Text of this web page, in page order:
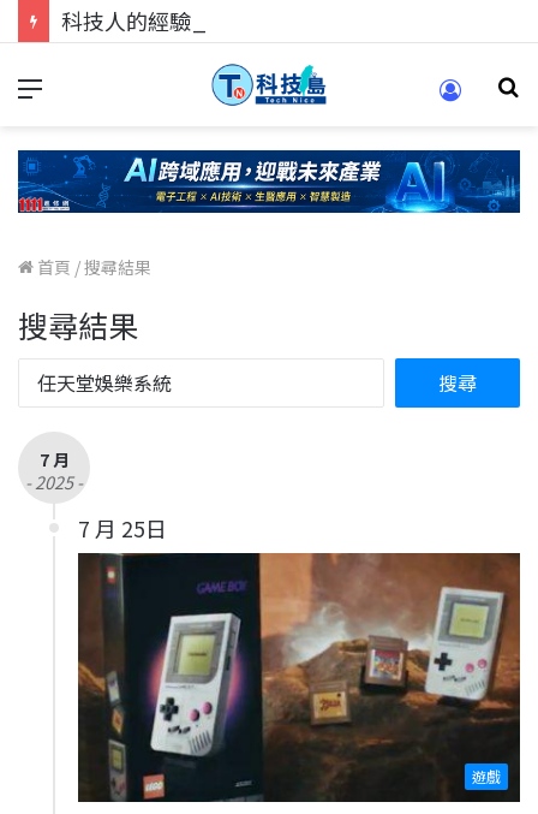
首頁 /搜尋結果
搜尋結果
7 月
- 2025 -
7 月 25日
遊戲